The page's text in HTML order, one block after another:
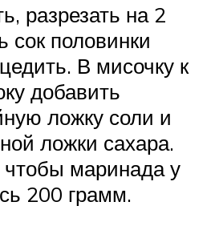
разрезать на 2
сок половинки
В мисочку к
добавить
ложку соли и
ложки сахара.
маринада у
200 грамм.